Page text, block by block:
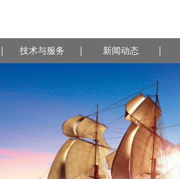
技术与服务 新闻动态